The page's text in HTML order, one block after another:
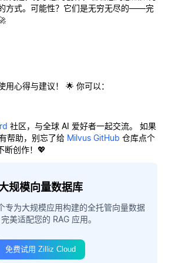
方式。可能性？它们是无穷无尽的——完
用心得与建议！ 🌟 你可以：
社区，与全球 AI 爱好者一起交流。 如果
帮助，别忘了给 Milvus GitHub 仓库点个
断创作！💖
规模向量数据库
专为大规模应用构建的全托管向量数据
美适配您的 RAG 应用。
免费试用 Zilliz Cloud